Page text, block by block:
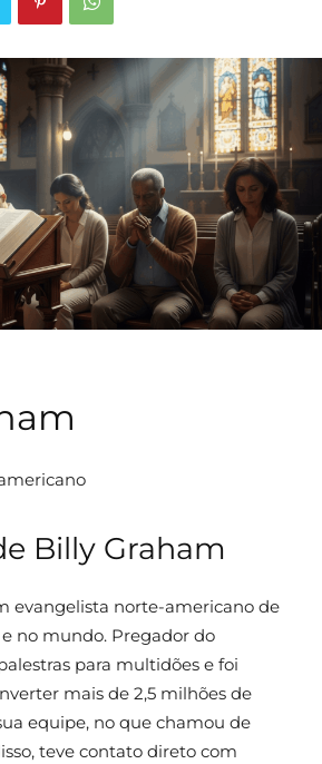
Billy Graham
evangelista norte-americano de
no mundo. Pregador do
para multidões e foi
mais de 2,5 milhões de
equipe, no que chamou de
teve contato direto com